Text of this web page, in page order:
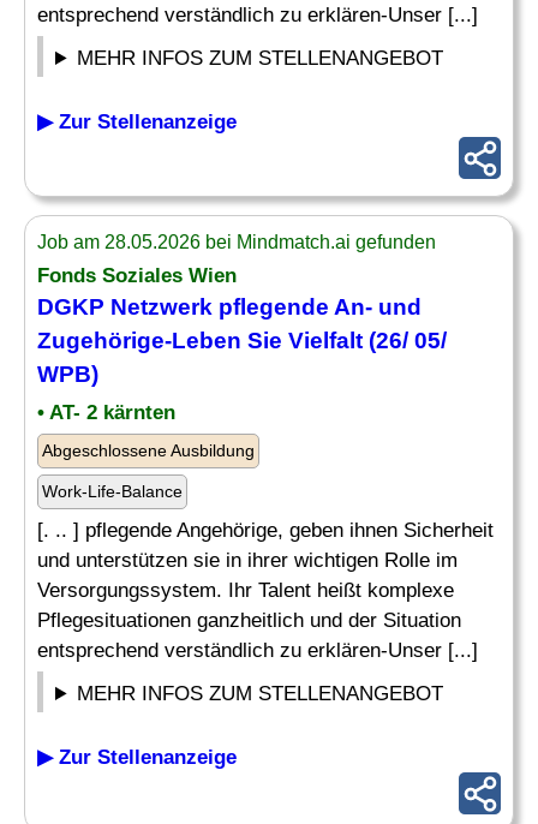
entsprechend verständlich zu erklären-Unser [...]
MEHR INFOS ZUM STELLENANGEBOT
▶ Zur Stellenanzeige
Job am 28.05.2026 bei Mindmatch.ai gefunden
Fonds Soziales Wien
DGKP Netzwerk pflegende An- und
Zugehörige-Leben Sie Vielfalt (26/ 05/
WPB)
• AT- 2 kärnten
Abgeschlossene Ausbildung
Work-Life-Balance
[. .. ] pflegende Angehörige, geben ihnen Sicherheit
und unterstützen sie in ihrer wichtigen Rolle im
Versorgungssystem. Ihr Talent heißt komplexe
Pflegesituationen ganzheitlich und der Situation
entsprechend verständlich zu erklären-Unser [...]
MEHR INFOS ZUM STELLENANGEBOT
▶ Zur Stellenanzeige